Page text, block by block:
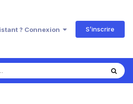
? Connexion S’inscrire